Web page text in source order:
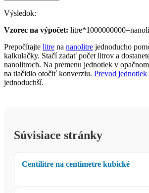
Výsledok:
Vzorec na výpočet:
Prepočítajte litre na nanolitre jednoducho
kalkulačky. Stačí zadať počet litrov a
nanolitroch. Na premenu jednotiek v
na tlačidlo otočiť konverziu. Prevod jednotiek
jednoduchší.
Súvisiace stránky
Centilitre na centimetre kubické